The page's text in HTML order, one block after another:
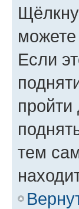
Если
тем